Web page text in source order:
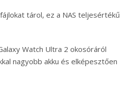
tárol, ez a NAS teljesértékű
Watch Ultra 2 okosóráról
nagyobb akku és elképesztően